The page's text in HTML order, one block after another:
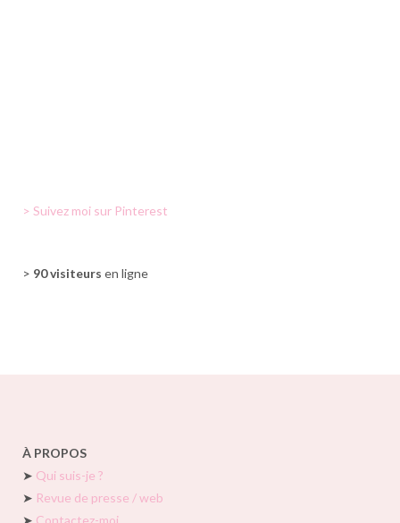
> Suivez moi sur Pinterest
> 90 visiteurs en ligne
À PROPOS
➤ Qui suis-je ?
➤ Revue de presse / web